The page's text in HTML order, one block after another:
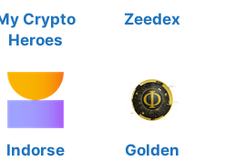
Crypto
Heroes
Zeedex
Indorse
Golden